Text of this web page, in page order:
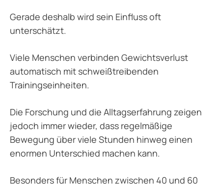
Gerade deshalb wird sein Einfluss oft
unterschätzt.
Viele Menschen verbinden Gewichtsverlust
automatisch mit schweißtreibenden
Trainingseinheiten.
Die Forschung und die Alltagserfahrung zeigen
jedoch immer wieder, dass regelmäßige
Bewegung über viele Stunden hinweg einen
enormen Unterschied machen kann.
Besonders für Menschen zwischen 40 und 60